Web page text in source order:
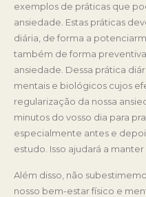
exemplos de práticas que
ansiedade. Estas práticas
diária, de forma a
também de forma
ansiedade. Dessa prática
mentais e biológicos cujos
regularização da nossa
minutos do vosso dia para
especialmente antes e
estudo. Isso ajudará a
Além disso, não
nosso bem-estar físico e